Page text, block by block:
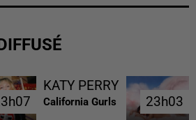
KATY PERRY
California Gurls 23h03
23h03